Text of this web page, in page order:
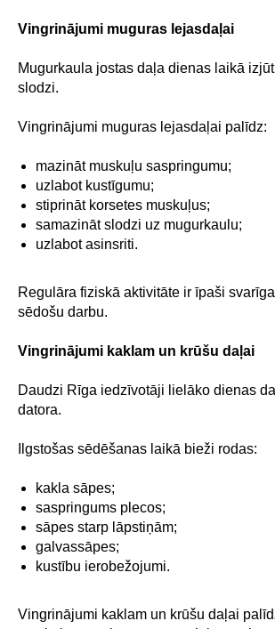
Vingrinājumi muguras lejasdaļai
Mugurkaula jostas daļa dienas laikā
slodzi.
Vingrinājumi muguras lejasdaļai palīdz:
mazināt muskuļu saspringumu;
uzlabot kustīgumu;
stiprināt korsetes muskuļus;
samazināt slodzi uz mugurkaulu;
uzlabot asinsriti.
Regulāra fiziskā aktivitāte ir īpaši
sēdošu darbu.
Vingrinājumi kaklam un krūšu daļai
Daudzi Rīga iedzīvotāji lielāko dienas
datora.
Ilgstošas sēdēšanas laikā bieži rodas:
kakla sāpes;
saspringums plecos;
sāpes starp lāpstiņām;
galvassāpes;
kustību ierobežojumi.
Vingrinājumi kaklam un krūšu daļai